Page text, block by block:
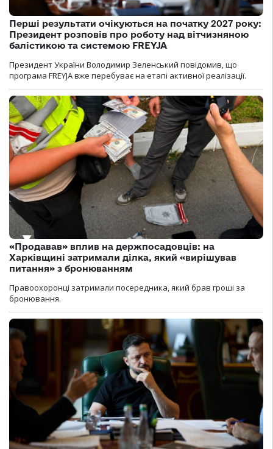
Перші результати очікуються на початку 2027 року:
Президент розповів про роботу над вітчизняною
балістикою та системою FREYJA
Президент України Володимир Зеленський повідомив, що
програма FREYJA вже перебуває на етапі активної реалізації.
«Продавав» вплив на держпосадовців: на
Харківщині затримали ділка, який «вирішував
питання» з бронюванням
Правоохоронці затримали посередника, який брав гроші за
бронювання.